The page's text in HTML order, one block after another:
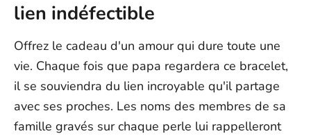
lien indéfectible
Offrez le cadeau d'un amour qui dure toute une
vie. Chaque fois que papa regardera ce bracelet,
il se souviendra du lien incroyable qu'il partage
avec ses proches. Les noms des membres de sa
famille gravés sur chaque perle lui rappelleront